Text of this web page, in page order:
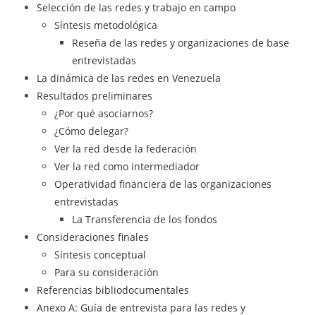
Selección de las redes y trabajo en campo
Síntesis metodológica
Reseña de las redes y organizaciones de base
entrevistadas
La dinámica de las redes en Venezuela
Resultados preliminares
¿Por qué asociarnos?
¿Cómo delegar?
Ver la red desde la federación
Ver la red como intermediador
Operatividad financiera de las organizaciones
entrevistadas
La Transferencia de los fondos
Consideraciones finales
Síntesis conceptual
Para su consideración
Referencias bibliodocumentales
Anexo A: Guía de entrevista para las redes y